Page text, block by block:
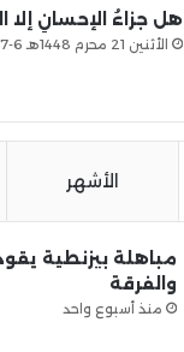
هل جزاءُ الإحسانِ
الأثنين 21 محرم 1448هـ 6-7-2026م
الأشهر
مباهلة بيزنطية
والفرقة
منذ أسبوع واحد